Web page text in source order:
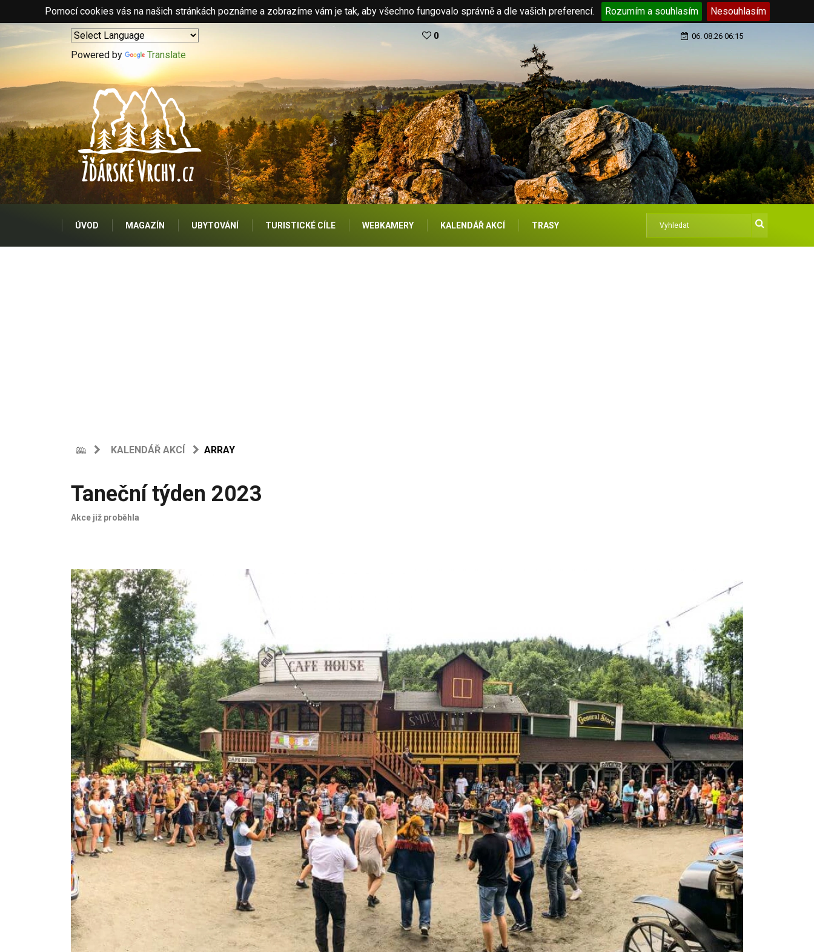
Pomocí cookies vás na našich stránkách poznáme a zobrazíme vám je tak, aby všechno fungovalo správně a dle vašich preferencí. Rozumím a souhlasím Nesouhlasím
Powered by Translate
0 06. 08.26 06:15
ÚVOD MAGAZÍN UBYTOVÁNÍ TURISTICKÉ CÍLE WEBKAMERY KALENDÁŘ AKCÍ TRASY
KALENDÁŘ AKCÍ ARRAY
Taneční týden 2023
Akce již proběhla